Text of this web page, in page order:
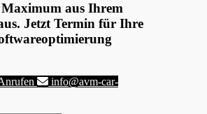
Maximum aus Ihrem
Jetzt Termin für Ihre
info@avm-car-